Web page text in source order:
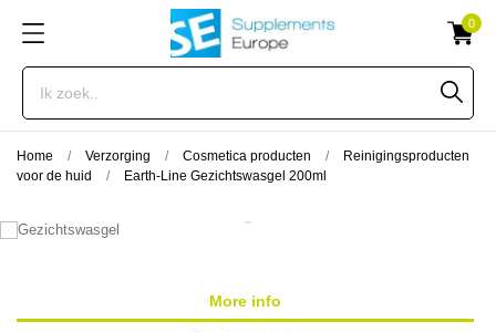
0
Home Verzorging Cosmetica producten
Reinigingsproducten
voor de huid
Earth-Line Gezichtswasgel 200ml
More info